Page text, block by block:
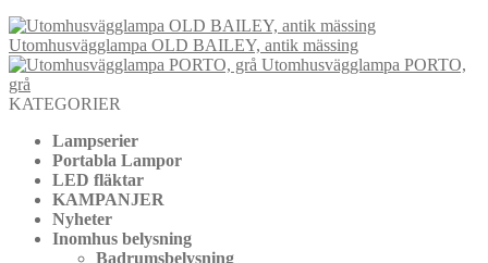
Utomhusvägglampa OLD BAILEY, antik mässing
Utomhusvägglampa PORTO,
grå
KATEGORIER
Lampserier
Portabla Lampor
LED fläktar
KAMPANJER
Nyheter
Inomhus belysning
Badrumsbelysning